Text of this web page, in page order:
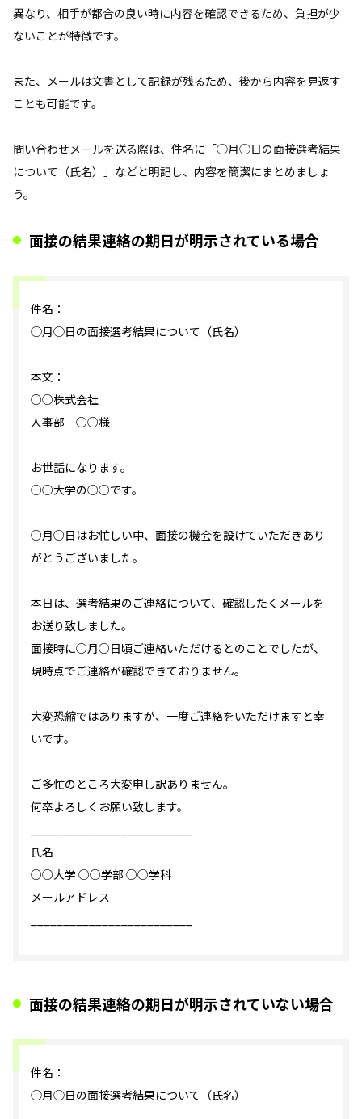
異なり、相手が都合の良い時に内容を確認できるため、負担が少
ないことが特徴です。
また、メールは文書として記録が残るため、後から内容を見返す
ことも可能です。
問い合わせメールを送る際は、件名に「◯月◯日の面接選考結果
について（氏名）」などと明記し、内容を簡潔にまとめましょ
う。
面接の結果連絡の期日が明示されている場合
件名：
◯月◯日の面接選考結果について（氏名）
本文：
○○株式会社
人事部 ○○様
お世話になります。
○○大学の○○です。
○月○日はお忙しい中、面接の機会を設けていただきあり
がとうございました。
本日は、選考結果のご連絡について、確認したくメールを
お送り致しました。
面接時に○月○日頃ご連絡いただけるとのことでしたが、
現時点でご連絡が確認できておりません。
大変恐縮ではありますが、一度ご連絡をいただけますと幸
いです。
ご多忙のところ大変申し訳ありません。
何卒よろしくお願い致します。
氏名
○○大学 ○○学部 ○○学科
メールアドレス
面接の結果連絡の期日が明示されていない場合
件名：
◯月◯日の面接選考結果について（氏名）